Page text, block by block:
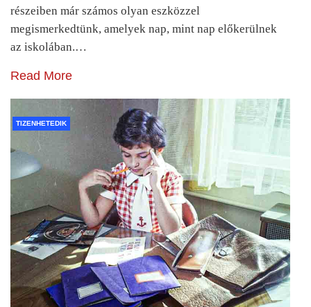
részeiben már számos olyan eszközzel
megismerkedtünk, amelyek nap, mint nap előkerülnek
az iskolában.…
Read More
TIZENHETEDIK